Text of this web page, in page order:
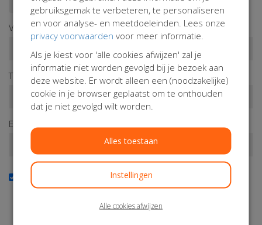
Voornaam*
Tussenv. Achternaam*
E-mailadres*
Ja, ik wil graag ontroerende en indrukwekkende verhalen
ontvangen via email
Stuur mij maandelijks een inspiratiebron vol manieren
gebruiksgemak te verbeteren, te personaliseren
en voor analyse- en meetdoeleinden. Lees onze
privacy voorwaarden voor meer informatie.
Als je kiest voor 'alle cookies afwijzen' zal je
informatie niet worden gevolgd bij je bezoek aan
deze website. Er wordt alleen een (noodzakelijke)
cookie in je browser geplaatst om te onthouden
dat je niet gevolgd wilt worden.
Alles toestaan
Instellingen
Alle cookies afwijzen